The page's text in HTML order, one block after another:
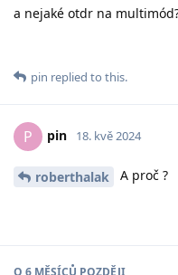
a nejaké otdr na
pin replied to this.
P pin 18. kvě 2024
roberthalak A proč ?
O 6 MĚSÍCŮ POZDĚJI